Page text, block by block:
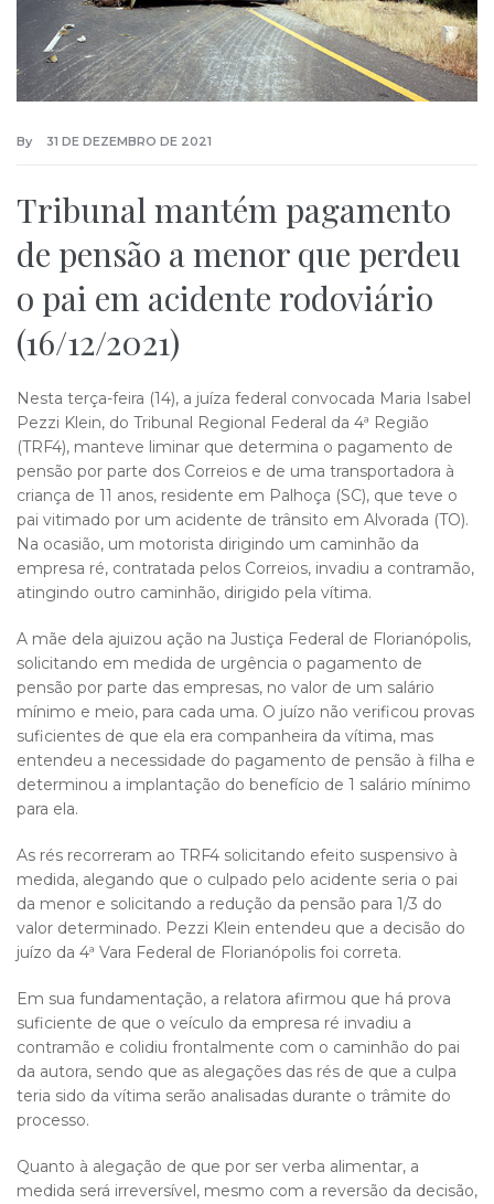
By 31 DE DEZEMBRO DE 2021
Tribunal mantém pagamento
de pensão a menor que perdeu
o pai em acidente rodoviário
(16/12/2021)
Nesta terça-feira (14), a juíza federal convocada Maria Isabel
Pezzi Klein, do Tribunal Regional Federal da 4ª Região
(TRF4), manteve liminar que determina o pagamento de
pensão por parte dos Correios e de uma transportadora à
criança de 11 anos, residente em Palhoça (SC), que teve o
pai vitimado por um acidente de trânsito em Alvorada (TO).
Na ocasião, um motorista dirigindo um caminhão da
empresa ré, contratada pelos Correios, invadiu a contramão,
atingindo outro caminhão, dirigido pela vítima.
A mãe dela ajuizou ação na Justiça Federal de Florianópolis,
solicitando em medida de urgência o pagamento de
pensão por parte das empresas, no valor de um salário
mínimo e meio, para cada uma. O juízo não verificou provas
suficientes de que ela era companheira da vítima, mas
entendeu a necessidade do pagamento de pensão à filha e
determinou a implantação do benefício de 1 salário mínimo
para ela.
As rés recorreram ao TRF4 solicitando efeito suspensivo à
medida, alegando que o culpado pelo acidente seria o pai
da menor e solicitando a redução da pensão para 1/3 do
valor determinado. Pezzi Klein entendeu que a decisão do
juízo da 4ª Vara Federal de Florianópolis foi correta.
Em sua fundamentação, a relatora afirmou que há prova
suficiente de que o veículo da empresa ré invadiu a
contramão e colidiu frontalmente com o caminhão do pai
da autora, sendo que as alegações das rés de que a culpa
teria sido da vítima serão analisadas durante o trâmite do
processo.
Quanto à alegação de que por ser verba alimentar, a
medida será irreversível, mesmo com a reversão da decisão,